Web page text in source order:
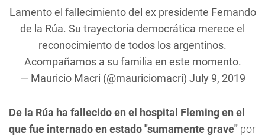
Lamento el fallecimiento del ex presidente Fernando
de la Rúa. Su trayectoria democrática merece el
reconocimiento de todos los argentinos.
Acompañamos a su familia en este momento.
— Mauricio Macri (@mauriciomacri) July 9, 2019
De la Rúa ha fallecido en el hospital Fleming en el
que fue internado en estado "sumamente grave" por